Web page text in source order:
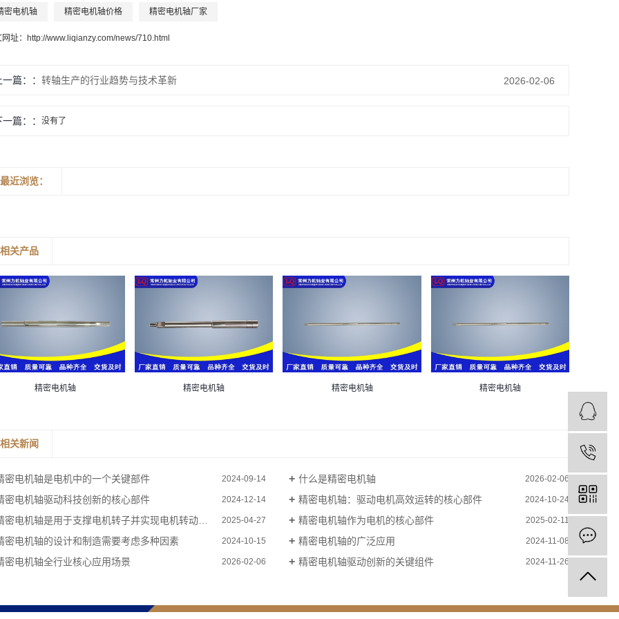
密电机轴 精密电机轴价格 精密电机轴厂家
址： http://www.liqianzy.com/news/710.html
篇： 转轴生产的行业趋势与技术革新 2026-02-06
篇： 没有了
最近浏览：
相关产品
精密电机轴 精密电机轴 精密电机轴 精密电机轴
相关新闻
密电机轴是电机中的一个关键部件 2024-09-14 什么是精密电机轴 2026-02-06
密电机轴驱动科技创新的核心部件 2024-12-14 精密电机轴：驱动电机高效运转的核心部件 2024-10-24
密电机轴是用于支撑电机转子并实现电机转动的关键机械部件 2025-04-27 精密电机轴作为电机的核心部件 2025-02-11
密电机轴的设计和制造需要考虑多种因素 2024-10-15 精密电机轴的广泛应用 2024-11-08
密电机轴全行业核心应用场景 2026-02-06 精密电机轴驱动创新的关键组件 2024-11-26